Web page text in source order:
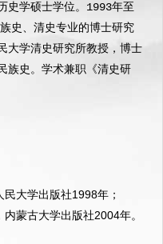
史学硕士学位。1993年至
史、清史专业的博士研究
大学清史研究所教授，博士
族史。学术兼职《清史研
大学出版社1998年；
蒙古大学出版社2004年。